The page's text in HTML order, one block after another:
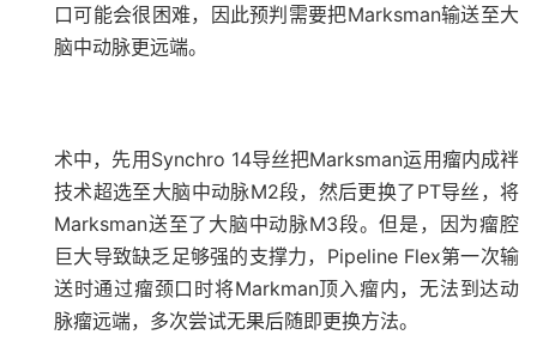
口可能会很困难，因此预判需要把Marksman输送至大
脑中动脉更远端。
术中，先用Synchro 14导丝把Marksman运用瘤内成袢
技术超选至大脑中动脉M2段，然后更换了PT导丝，将
Marksman送至了大脑中动脉M3段。但是，因为瘤腔
巨大导致缺乏足够强的支撑力，Pipeline Flex第一次输
送时通过瘤颈口时将Markman顶入瘤内，无法到达动
脉瘤远端，多次尝试无果后随即更换方法。